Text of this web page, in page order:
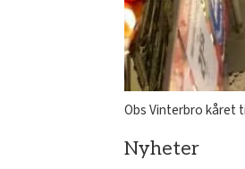
Obs Vinterbro kåret
Nyheter